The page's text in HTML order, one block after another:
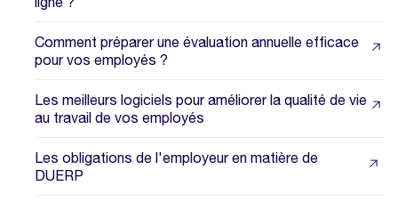
Comment préparer une évaluation annuelle efficace
pour vos employés ?
Les meilleurs logiciels pour améliorer la qualité de vie
au travail de vos employés
Les obligations de l'employeur en matière de
DUERP